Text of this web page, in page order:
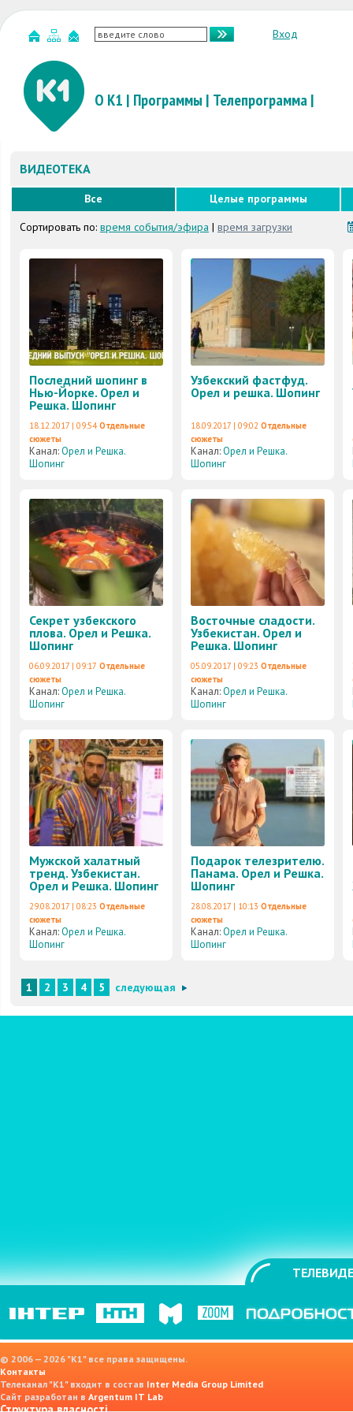
Вход
О К1 | Программы | Телепрограмма|
ВИДЕОТЕКА
Все
Целые программы
Сортировать по: время события/эфира | время загрузки
Последний шопинг в
Нью-Йорке. Орел и
Решка. Шопинг
18.12.2017 | 09:54 Отдельные
сюжеты
Канал:Орел и Решка.
Шопинг
Узбекский фастфуд.
Орел и решка. Шопинг
18.09.2017 | 09:02 Отдельные
сюжеты
Канал:Орел и Решка.
Шопинг
Секрет узбекского
плова. Орел и Решка.
Шопинг
06.09.2017 | 09:17 Отдельные
сюжеты
Канал:Орел и Решка.
Шопинг
Восточные сладости.
Узбекистан. Орел и
Решка. Шопинг
05.09.2017 | 09:23 Отдельные
сюжеты
Канал:Орел и Решка.
Шопинг
Мужской халатный
тренд. Узбекистан.
Орел и Решка. Шопинг
29.08.2017 | 08:23 Отдельные
сюжеты
Канал:Орел и Решка.
Шопинг
Подарок телезрителю.
Панама. Орел и Решка.
Шопинг
28.08.2017 | 10:13 Отдельные
сюжеты
Канал:Орел и Решка.
Шопинг
1 2 3 4 5 следующая
© 2006 — 2026 "K1" все права защищены.
Контакты
Телеканал "К1" входит в состав Inter Media Group Limited
Сайт разработан в Argentum IT Lab